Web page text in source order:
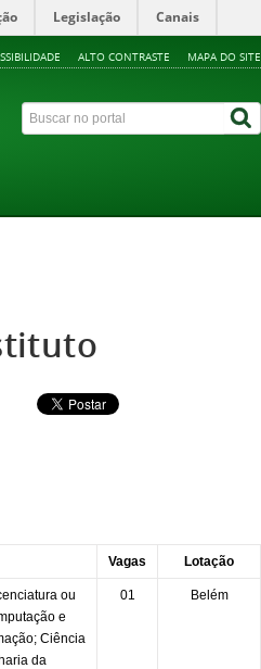
Legislação Canais
ALTO CONTRASTE MAPA DO SITE
Vagas Lotação
ou
e
Ciência
da
01 Belém